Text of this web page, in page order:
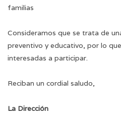
familias
Consideramos que se trata de
preventivo y educativo, por lo
interesadas a participar.
Reciban un cordial saludo,
La Dirección